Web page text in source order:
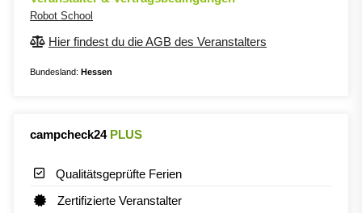
Robot School
Hier findest du die AGB des Veranstalters
Bundesland: Hessen
campcheck24 PLUS
Qualitätsgeprüfte Ferien
Zertifizierte Veranstalter